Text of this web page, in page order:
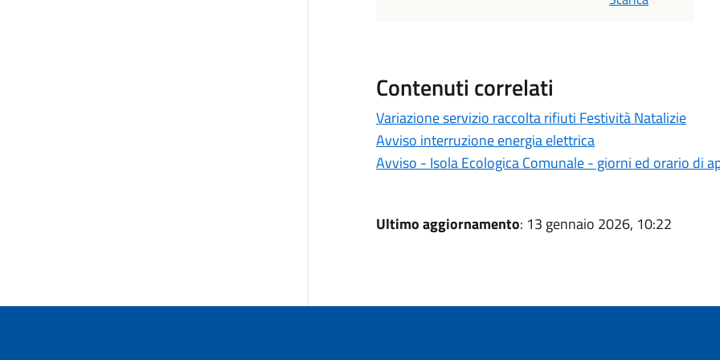
Contenuti correlati
Variazione servizio raccolta rifiuti Festività Natalizie
Avviso interruzione energia elettrica
Avviso - Isola Ecologica Comunale - giorni ed orario di
Ultimo aggiornamento: 13 gennaio 2026, 10:22